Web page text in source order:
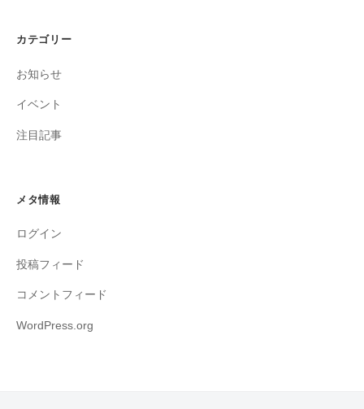
カテゴリー
お知らせ
イベント
注目記事
メタ情報
ログイン
投稿フィード
コメントフィード
WordPress.org